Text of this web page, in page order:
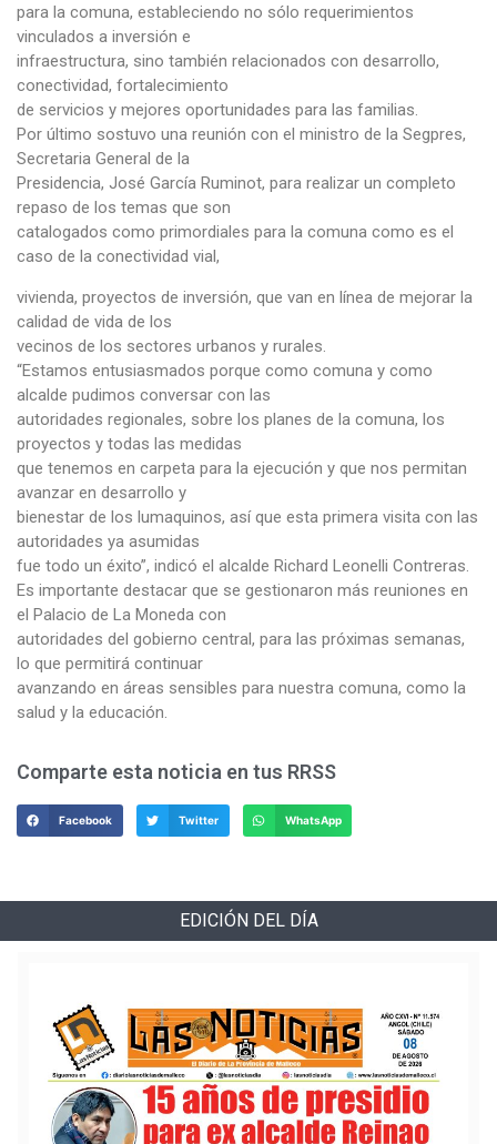
para la comuna, estableciendo no sólo requerimientos
vinculados a inversión e
infraestructura, sino también relacionados con desarrollo,
conectividad, fortalecimiento
de servicios y mejores oportunidades para las familias.
Por último sostuvo una reunión con el ministro de la Segpres,
Secretaria General de la
Presidencia, José García Ruminot, para realizar un completo
repaso de los temas que son
catalogados como primordiales para la comuna como es el
caso de la conectividad vial,
vivienda, proyectos de inversión, que van en línea de mejorar la
calidad de vida de los
vecinos de los sectores urbanos y rurales.
“Estamos entusiasmados porque como comuna y como
alcalde pudimos conversar con las
autoridades regionales, sobre los planes de la comuna, los
proyectos y todas las medidas
que tenemos en carpeta para la ejecución y que nos permitan
avanzar en desarrollo y
bienestar de los lumaquinos, así que esta primera visita con las
autoridades ya asumidas
fue todo un éxito”, indicó el alcalde Richard Leonelli Contreras.
Es importante destacar que se gestionaron más reuniones en
el Palacio de La Moneda con
autoridades del gobierno central, para las próximas semanas,
lo que permitirá continuar
avanzando en áreas sensibles para nuestra comuna, como la
salud y la educación.
Comparte esta noticia en tus RRSS
Facebook Twitter WhatsApp
EDICIÓN DEL DÍA